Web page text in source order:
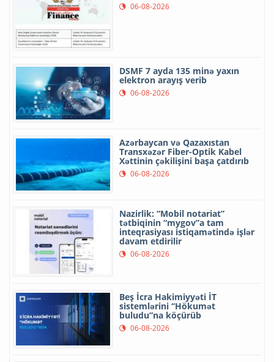
06-08-2026
DSMF 7 ayda 135 minə yaxın
elektron arayış verib
06-08-2026
Azərbaycan və Qazaxıstan
Transxəzər Fiber-Optik Kabel
Xəttinin çəkilişini başa çatdırıb
06-08-2026
Nazirlik: “Mobil notariat”
tətbiqinin “mygov”a tam
inteqrasiyası istiqamətində işlər
davam etdirilir
06-08-2026
Beş İcra Hakimiyyəti İT
sistemlərini “Hökumət
buludu”na köçürüb
06-08-2026